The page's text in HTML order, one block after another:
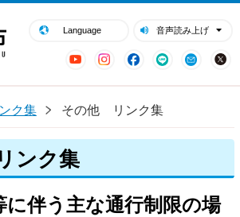
Language 音声読み上げ
YouTubeInstagram
Facebook
LINE Mail
ク集 その他 リンク集
ンク集
に伴う主な通行制限の場